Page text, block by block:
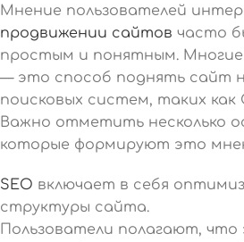
Мнение пользователей
продвижении сайтов часто
простым и понятным.
— это способ поднять сайт
поисковых систем, таких как
Важно отметить несколько
которые формируют это
SEO включает в себя
структуры сайта.
Пользователи полагают,